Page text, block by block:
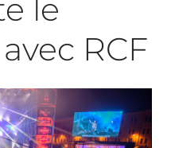
le
RCF